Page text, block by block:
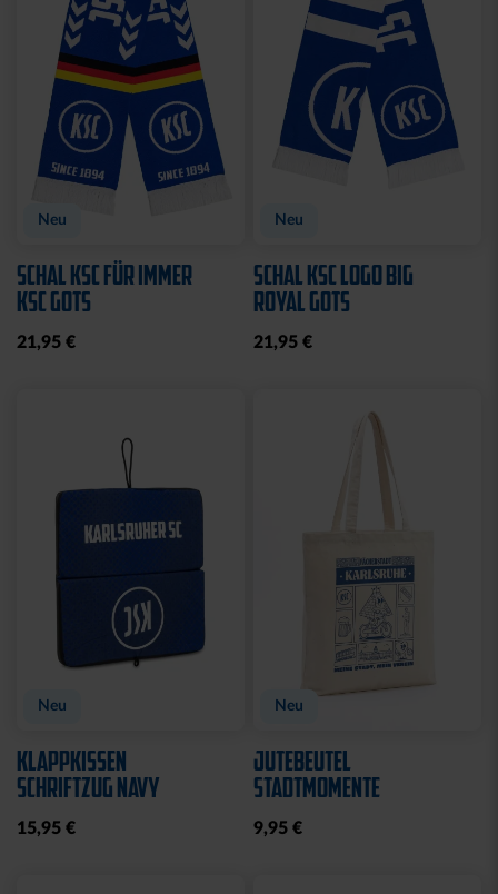
Neu
SCHAL KSC FÜR IMMER
KSC GOTS
21,95 €
Neu
SCHAL KSC LOGO BIG
ROYAL GOTS
21,95 €
Neu
KLAPPKISSEN
SCHRIFTZUG NAVY
15,95 €
Neu
JUTEBEUTEL
STADTMOMENTE
9,95 €